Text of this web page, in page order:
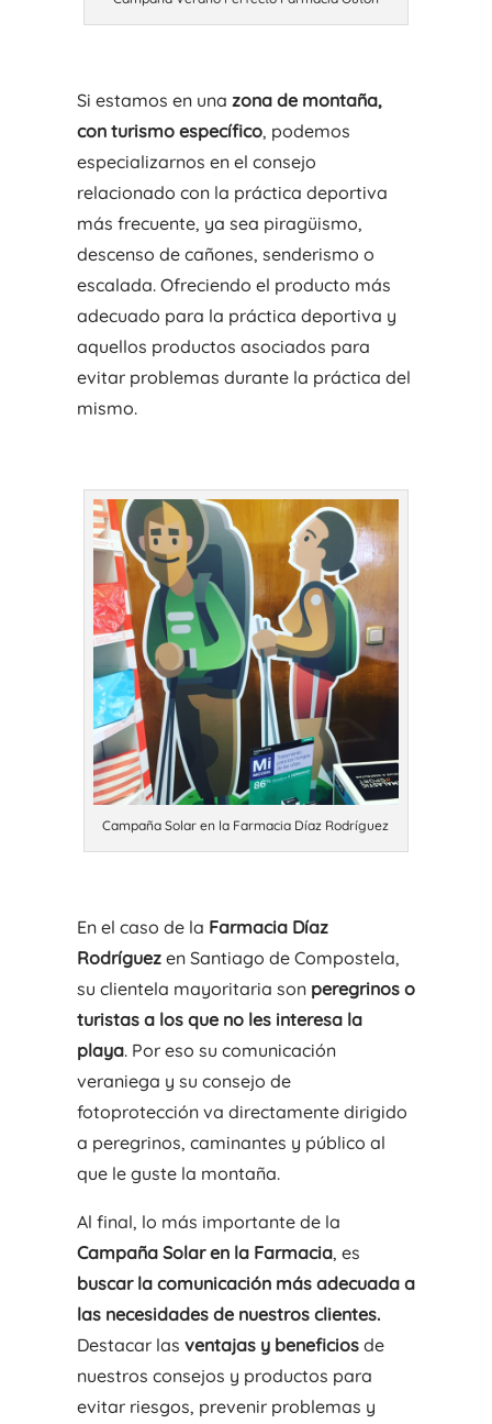
Si estamos en una zona de montaña,
con turismo específico, podemos
especializarnos en el consejo
relacionado con la práctica deportiva
más frecuente, ya sea piragüismo,
descenso de cañones, senderismo o
escalada. Ofreciendo el producto más
adecuado para la práctica deportiva y
aquellos productos asociados para
evitar problemas durante la práctica del
mismo.
Campaña Solar en la Farmacia Díaz Rodríguez
En el caso de la Farmacia Díaz
Rodríguezen Santiago de Compostela,
su clientela mayoritaria son peregrinos o
turistas a los que no les interesa la
playa. Por eso su comunicación
veraniega y su consejo de
fotoprotección va directamente dirigido
a peregrinos, caminantes y público al
que le guste la montaña.
Al final, lo más importante de la
Campaña Solar en la Farmacia, es
buscar la comunicación más adecuada a
las necesidades de nuestros clientes.
Destacar las ventajas y beneficiosde
nuestros consejos y productos para
evitar riesgos, prevenir problemas y